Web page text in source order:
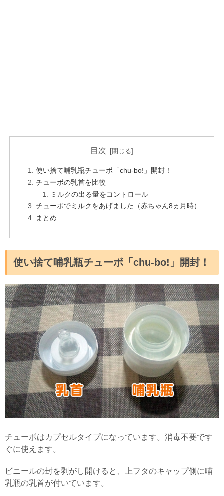
目次
使い捨て哺乳瓶チューボ「chu-bo!」開封！
チューボの乳首を比較
ミルクの出る量をコントロール
チューボでミルクをあげました（赤ちゃん8ヵ月時）
まとめ
使い捨て哺乳瓶チューボ「chu-bo!」開封！
チューボはカプセルタイプになっています。消毒不要です
ぐに使えます。
ビニールの封を剥がし開けると、上フタのキャップ側に哺
乳瓶の乳首が付いています。